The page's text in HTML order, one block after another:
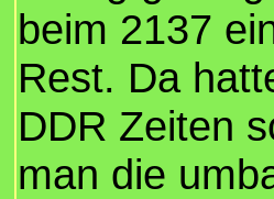
beim 2137
Rest. Da
DDR Zeiten
man die